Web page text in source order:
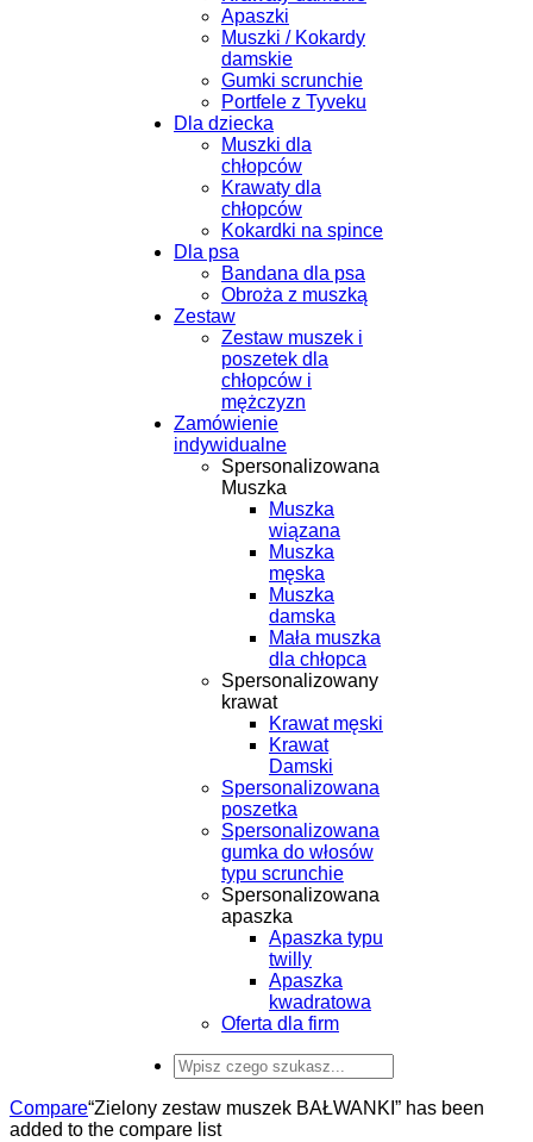
Apaszki
Muszki / Kokardy
damskie
Gumki scrunchie
Portfele z Tyveku
Dla dziecka
Muszki dla
chłopców
Krawaty dla
chłopców
Kokardki na spince
Dla psa
Bandana dla psa
Obroża z muszką
Zestaw
Zestaw muszek i
poszetek dla
chłopców i
mężczyzn
Zamówienie
indywidualne
Spersonalizowana
Muszka
Muszka
wiązana
Muszka
męska
Muszka
damska
Mała muszka
dla chłopca
Spersonalizowany
krawat
Krawat męski
Krawat
Damski
Spersonalizowana
poszetka
Spersonalizowana
gumka do włosów
typu scrunchie
Spersonalizowana
apaszka
Apaszka typu
twilly
Apaszka
kwadratowa
Oferta dla firm
Compare“Zielony zestaw muszek BAŁWANKI” has been
added to the compare list